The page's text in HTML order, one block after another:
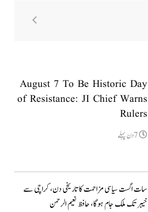
August 7 To Be Historic Day
of Resistance: JI Chief Warns
Rulers
7دن پہلے
سات اگست سیاسی مزاحمت کا تاریخی دن، کراچی سے
خیبر تک ملک جام ہوگا، حافظ نعیم الرحمن